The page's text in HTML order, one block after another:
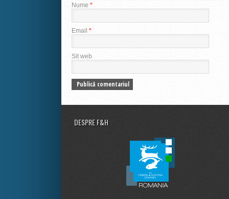
Nume *
Email *
Sit web
DESPRE F&H